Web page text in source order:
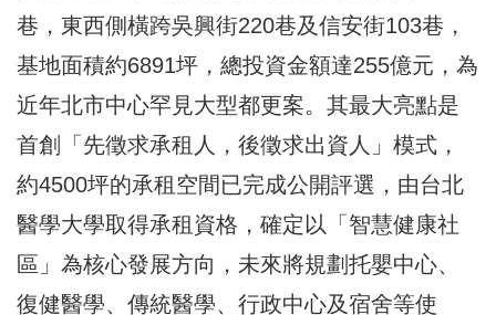
巷，東西側橫跨吳興街220巷及信安街103巷，
基地面積約6891坪，總投資金額達255億元，為
近年北市中心罕見大型都更案。其最大亮點是
首創「先徵求承租人，後徵求出資人」模式，
約4500坪的承租空間已完成公開評選，由台北
醫學大學取得承租資格，確定以「智慧健康社
區」為核心發展方向，未來將規劃托嬰中心、
復健醫學、傳統醫學、行政中心及宿舍等使